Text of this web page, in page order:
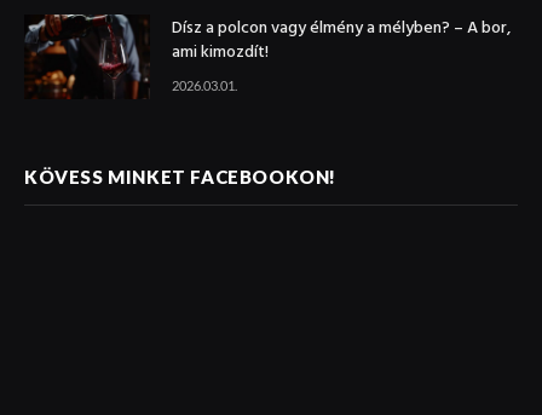
Dísz a polcon vagy élmény a mélyben? – A bor,
ami kimozdít!
2026.03.01.
KÖVESS MINKET FACEBOOKON!